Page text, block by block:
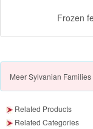
Goede
Frozen
MeerSylvanian Families
Related Products
Related Categories